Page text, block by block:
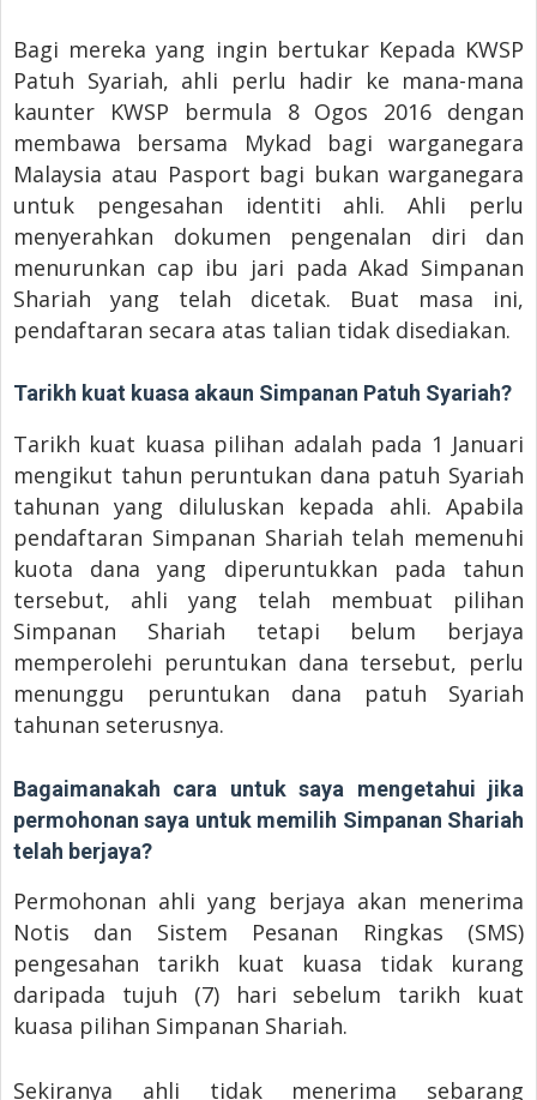
Bagi mereka yang ingin bertukar Kepada KWSP
Patuh Syariah, ahli perlu hadir ke mana-mana
kaunter KWSP bermula 8 Ogos 2016 dengan
membawa bersama Mykad bagi warganegara
Malaysia atau Pasport bagi bukan warganegara
untuk pengesahan identiti ahli. Ahli perlu
menyerahkan dokumen pengenalan diri dan
menurunkan cap ibu jari pada Akad Simpanan
Shariah yang telah dicetak. Buat masa ini,
pendaftaran secara atas talian tidak disediakan.
Tarikh kuat kuasa akaun Simpanan Patuh Syariah?
Tarikh kuat kuasa pilihan adalah pada 1 Januari
mengikut tahun peruntukan dana patuh Syariah
tahunan yang diluluskan kepada ahli. Apabila
pendaftaran Simpanan Shariah telah memenuhi
kuota dana yang diperuntukkan pada tahun
tersebut, ahli yang telah membuat pilihan
Simpanan Shariah tetapi belum berjaya
memperolehi peruntukan dana tersebut, perlu
menunggu peruntukan dana patuh Syariah
tahunan seterusnya.
Bagaimanakah cara untuk saya mengetahui jika
permohonan saya untuk memilih Simpanan Shariah
telah berjaya?
Permohonan ahli yang berjaya akan menerima
Notis dan Sistem Pesanan Ringkas (SMS)
pengesahan tarikh kuat kuasa tidak kurang
daripada tujuh (7) hari sebelum tarikh kuat
kuasa pilihan Simpanan Shariah.
Sekiranya ahli tidak menerima sebarang